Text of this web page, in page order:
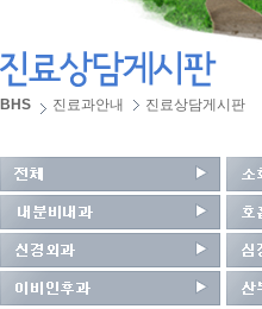
BHS 진료과안내 진료상담게시판